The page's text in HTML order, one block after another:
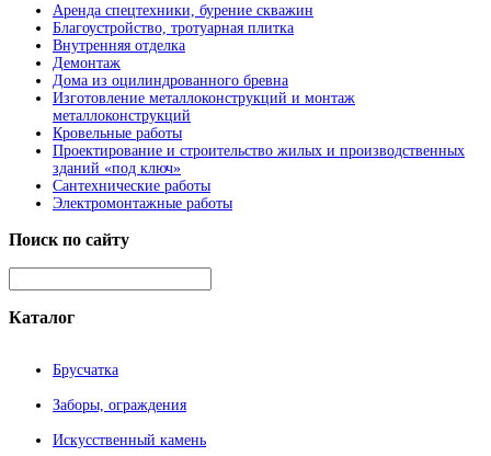
Аренда спецтехники, бурение скважин
Благоустройство, тротуарная плитка
Внутренняя отделка
Демонтаж
Дома из оцилиндрованного бревна
Изготовление металлоконструкций и монтаж
металлоконструкций
Кровельные работы
Проектирование и строительство жилых и производственных
зданий «под ключ»
Сантехнические работы
Электромонтажные работы
Поиск по сайту
Каталог
Брусчатка
Заборы, ограждения
Искусственный камень